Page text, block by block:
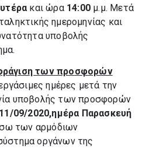
και ώρα14:00 μ.μ. Μετά
ημερομηνίας και
υποβολής
των προσφορών
ημέρες μετά την
υποβολής των προσφορών
11/09/2020,ημέρα Παρασκευή
των αρμόδιων
οργάνων της